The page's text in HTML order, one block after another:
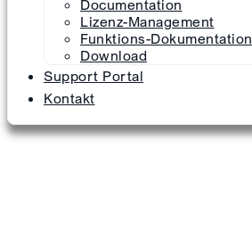
Documentation
Lizenz-Management
Funktions-Dokumentation
Download
Support Portal
Kontakt